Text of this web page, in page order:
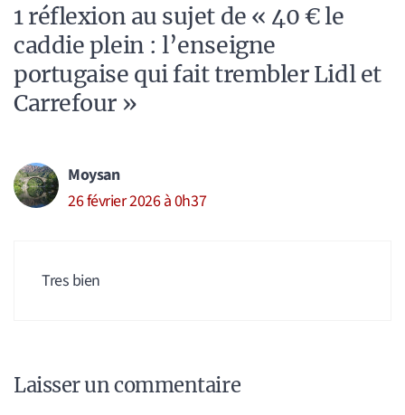
1 réflexion au sujet de « 40 € le
caddie plein : l’enseigne
portugaise qui fait trembler Lidl et
Carrefour »
Moysan
26 février 2026 à 0h37
Tres bien
Laisser un commentaire